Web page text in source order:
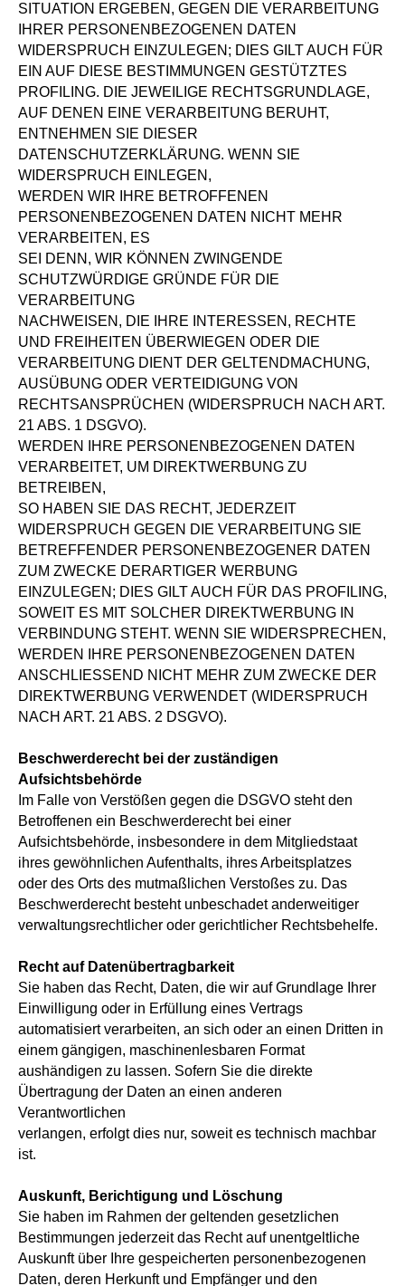
SITUATION ERGEBEN, GEGEN DIE VERARBEITUNG
IHRER PERSONENBEZOGENEN DATEN
WIDERSPRUCH EINZULEGEN; DIES GILT AUCH FÜR
EIN AUF DIESE BESTIMMUNGEN GESTÜTZTES
PROFILING. DIE JEWEILIGE RECHTSGRUNDLAGE,
AUF DENEN EINE VERARBEITUNG BERUHT,
ENTNEHMEN SIE DIESER
DATENSCHUTZERKLÄRUNG. WENN SIE
WIDERSPRUCH EINLEGEN,
WERDEN WIR IHRE BETROFFENEN
PERSONENBEZOGENEN DATEN NICHT MEHR
VERARBEITEN, ES
SEI DENN, WIR KÖNNEN ZWINGENDE
SCHUTZWÜRDIGE GRÜNDE FÜR DIE
VERARBEITUNG
NACHWEISEN, DIE IHRE INTERESSEN, RECHTE
UND FREIHEITEN ÜBERWIEGEN ODER DIE
VERARBEITUNG DIENT DER GELTENDMACHUNG,
AUSÜBUNG ODER VERTEIDIGUNG VON
RECHTSANSPRÜCHEN (WIDERSPRUCH NACH ART.
21 ABS. 1 DSGVO).
WERDEN IHRE PERSONENBEZOGENEN DATEN
VERARBEITET, UM DIREKTWERBUNG ZU
BETREIBEN,
SO HABEN SIE DAS RECHT, JEDERZEIT
WIDERSPRUCH GEGEN DIE VERARBEITUNG SIE
BETREFFENDER PERSONENBEZOGENER DATEN
ZUM ZWECKE DERARTIGER WERBUNG
EINZULEGEN; DIES GILT AUCH FÜR DAS PROFILING,
SOWEIT ES MIT SOLCHER DIREKTWERBUNG IN
VERBINDUNG STEHT. WENN SIE WIDERSPRECHEN,
WERDEN IHRE PERSONENBEZOGENEN DATEN
ANSCHLIESSEND NICHT MEHR ZUM ZWECKE DER
DIREKTWERBUNG VERWENDET (WIDERSPRUCH
NACH ART. 21 ABS. 2 DSGVO).
Beschwerderecht bei der zuständigen
Aufsichtsbehörde
Im Falle von Verstößen gegen die DSGVO steht den
Betroffenen ein Beschwerderecht bei einer
Aufsichtsbehörde, insbesondere in dem Mitgliedstaat
ihres gewöhnlichen Aufenthalts, ihres Arbeitsplatzes
oder des Orts des mutmaßlichen Verstoßes zu. Das
Beschwerderecht besteht unbeschadet anderweitiger
verwaltungsrechtlicher oder gerichtlicher Rechtsbehelfe.
Recht auf Datenübertragbarkeit
Sie haben das Recht, Daten, die wir auf Grundlage Ihrer
Einwilligung oder in Erfüllung eines Vertrags
automatisiert verarbeiten, an sich oder an einen Dritten in
einem gängigen, maschinenlesbaren Format
aushändigen zu lassen. Sofern Sie die direkte
Übertragung der Daten an einen anderen
Verantwortlichen
verlangen, erfolgt dies nur, soweit es technisch machbar
ist.
Auskunft, Berichtigung und Löschung
Sie haben im Rahmen der geltenden gesetzlichen
Bestimmungen jederzeit das Recht auf unentgeltliche
Auskunft über Ihre gespeicherten personenbezogenen
Daten, deren Herkunft und Empfänger und den